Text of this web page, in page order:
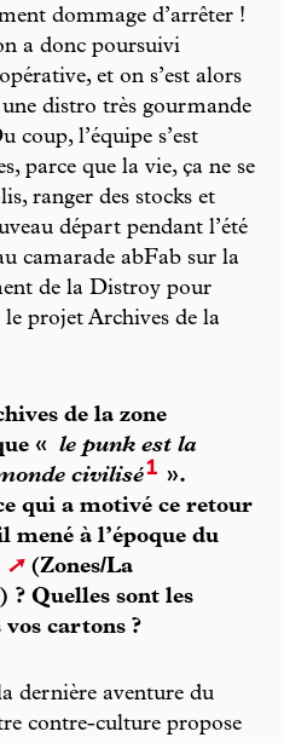
dommage d’arrêter !
a donc poursuivi
et on s’est alors
distro très gourmande
coup, l’équipe s’est
parce que la vie, ça ne se
ranger des stocks et
départ pendant l’été
camarade abFab sur la
de la Distroy pour
projet Archives de la
de la zone
«
le punk est la
civilisé1 ».
qui a motivé ce retour
mené à l’époque du
(Zones/La
? Quelles sont les
vos cartons ?
dernière aventure du
contre-culture propose